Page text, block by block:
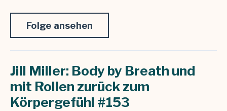
Folge ansehen
Jill Miller: Body by Breath und
mit Rollen zurück zum
Körpergefühl #153